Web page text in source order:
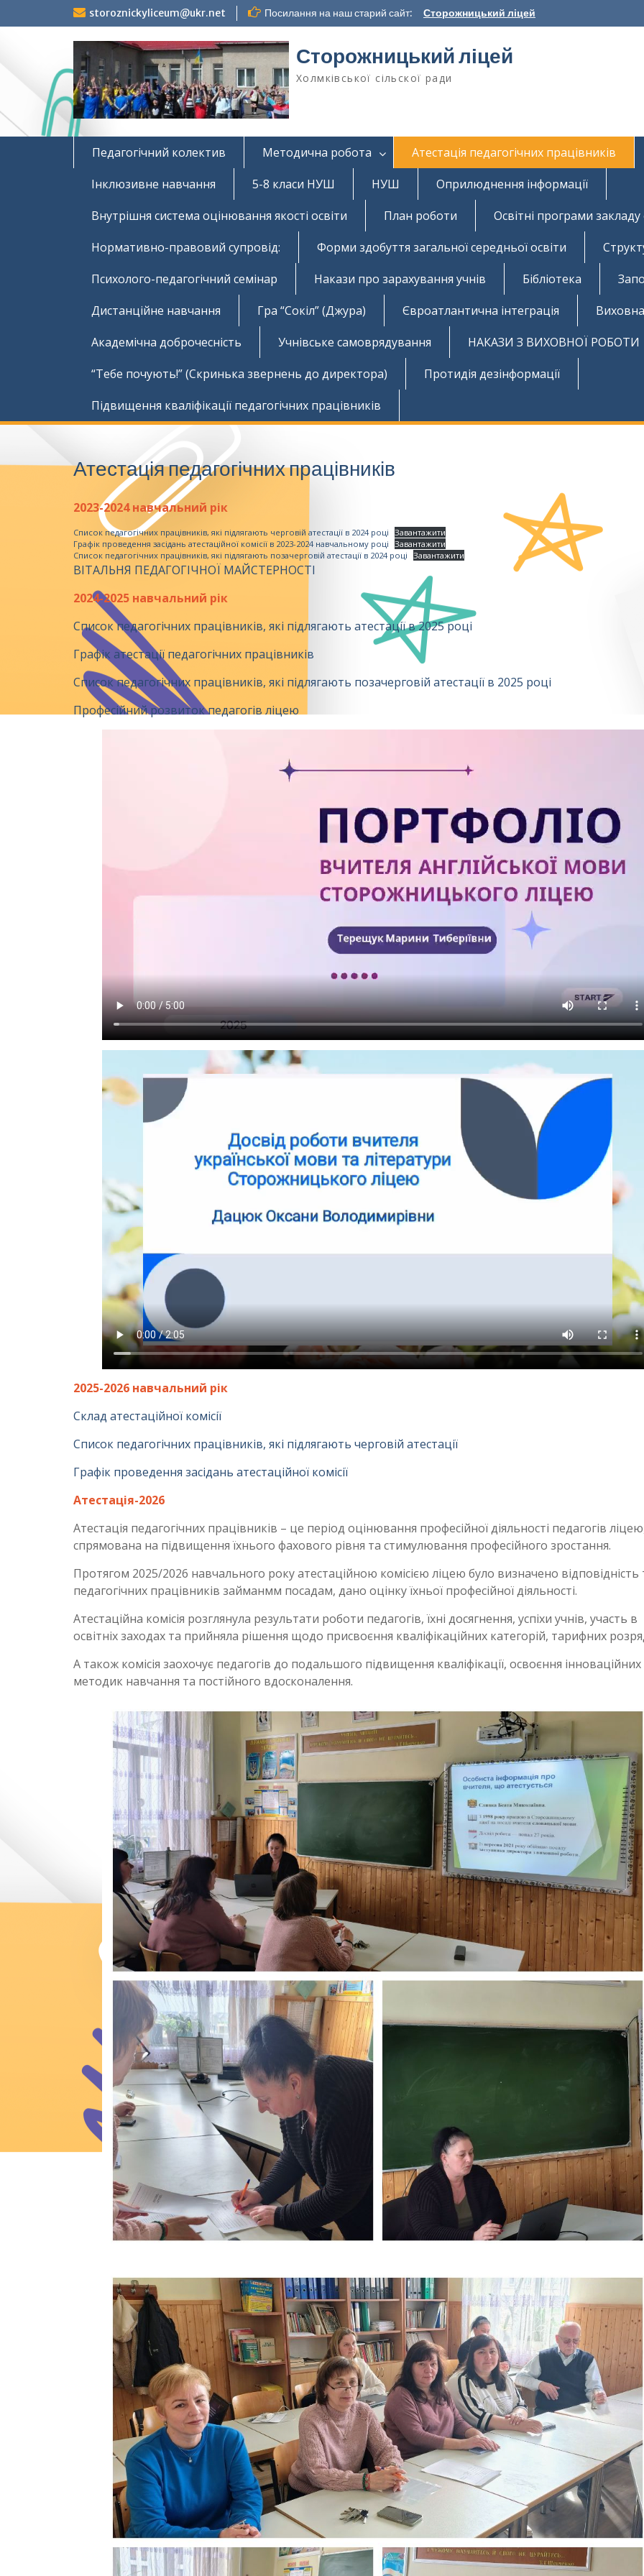
storoznickyliceum@ukr.net Посилання на наш старий сайт: Сторожницький ліцей
Сторожницький ліцей
Холмківської сільскої ради
Педагогічний колектив Методична робота
Атестація педагогічних працівників
Інклюзивне навчання
5-8 класи НУШ НУШ
Оприлюднення інформації
Внутрішня система оцінювання якості освіти
План роботи
Освітні програми закладу
Нормативно-правовий супровід:
Форми здобуття загальної середньої освіти
Психолого-педагогічний семінар
Накази про зарахування учнів Бібліотека
Дистанційне навчання
Гра “Сокіл” (Джура) Євроатлантична інтеграція
Академічна доброчесність
Учнівське самоврядування
НАКАЗИ З ВИХОВНОЇ РОБОТИ
“Тебе почують!” (Скринька звернень до директора)
Протидія дезінформації
Підвищення кваліфікації педагогічних працівників
Атестація педагогічних працівників
2023-2024 навчальний рік
Список педагогічних працівників, які підлягають черговій атестації в 2024 році
Завантажити
Графік проведення засідань атестаційної комісії в 2023-2024 навчальному році
Завантажити
Список педагогічних працівників, які підлягають позачерговій атестації в 2024 році
Завантажити
ВІТАЛЬНЯ ПЕДАГОГІЧНОЇ МАЙСТЕРНОСТІ
2024-2025 навчальний рік
Список педагогічних працівників, які підлягають атестації в 2025 році
Графік атестації педагогічних працівників
Список педагогічних працівників, які підлягають позачерговій атестації в 2025 році
Професійний розвиток педагогів ліцею
2025-2026 навчальний рік
Склад атестаційної комісії
Список педагогічних працівників, які підлягають черговій атестації
Графік проведення засідань атестаційної комісії
Атестація-2026
Атестація педагогічних працівників – це період оцінювання професійної діяльності педагогів
спрямована на підвищення їхнього фахового рівня та стимулювання професійного зростання.
Протягом 2025/2026 навчального року атестаційною комісією ліцею було визначено відповідність
педагогічних працівників займанмм посадам, дано оцінку їхньої професійної діяльності.
Атестаційна комісія розглянула результати роботи педагогів, їхні досягнення, успіхи учнів, участь в
освітніх заходах та прийняла рішення щодо присвоєння кваліфікаційних категорій, тарифних
А також комісія заохочує педагогів до подальшого підвищення кваліфікації, освоєння інноваційних
методик навчання та постійного вдосконалення.